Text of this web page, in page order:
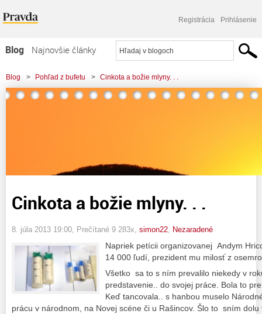
Registrácia Prihlásenie
Blog
Najnovšie články
Najčítanejšie články
Najkomentovanejšie články
Blog > Pohľad z bufetu > Cinkota a božie mlyny. . .
Cinkota a božie mlyny. . .
8. júla 2013 19:00 , Prečítané 9 283x, simon22 Nezaradené
Napriek petícii organizovanej Andym
14 000 ľudí, prezident mu milosť z
Všetko sa to s ním prevalilo niekedy v
predstavenie.. do svojej práce. Bola to
Keď tancovala.. s hanbou muselo
prácu v národnom, na Novej scéne či u Rašincov. Šlo to sním